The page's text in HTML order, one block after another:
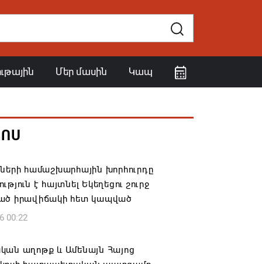
Մեր մասին Կապ
համաշխարհային խորհուրդը
է հայտնել Եկեղեցու շուրջ
իրավիճակի հետ կապված
00:22
աղոթք և Ամենայն Հայոց